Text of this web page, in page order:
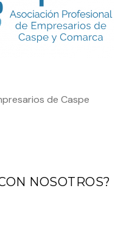
de Caspe
NOSOTROS?